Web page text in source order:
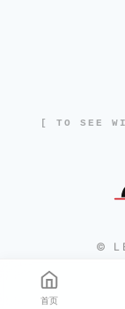
[ TO SEE
©
首页